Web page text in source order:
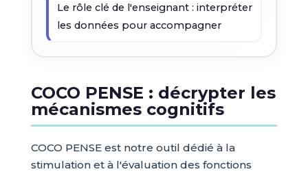
Le rôle clé de l'enseignant : interpréter
les données pour accompagner
COCO PENSE : décrypter les
mécanismes cognitifs
COCO PENSE est notre outil dédié à la
stimulation et à l'évaluation des fonctions